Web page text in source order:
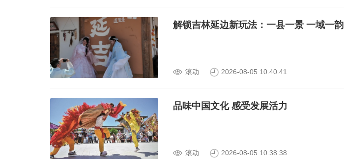
解锁吉林延边新玩法：一县一景 一域一韵
滚动 2026-08-05 10:40:41
品味中国文化 感受发展活力
滚动 2026-08-05 10:38:38